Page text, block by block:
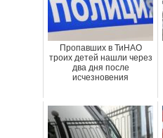
Пропавших в ТиНАО
троих детей нашли через
два дня после
исчезновения